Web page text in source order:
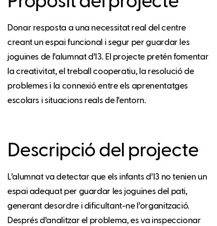
Donar resposta a una necessitat real del centre
creant un espai funcional i segur per guardar les
joguines de l’alumnat d’I3. El projecte pretén fomentar
la creativitat, el treball cooperatiu, la resolució de
problemes i la connexió entre els aprenentatges
escolars i situacions reals de l’entorn.
Descripció del projecte
L’alumnat va detectar que els infants d’I3 no tenien un
espai adequat per guardar les joguines del pati,
generant desordre i dificultant-ne l’organització.
Després d’analitzar el problema, es va inspeccionar